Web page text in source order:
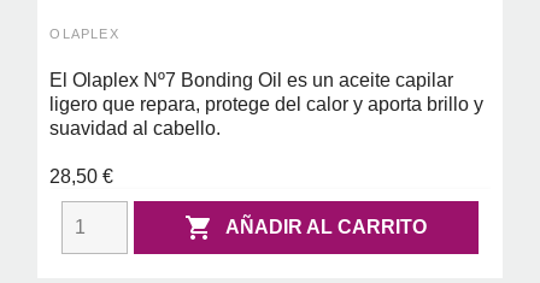
OLAPLEX
El Olaplex Nº7 Bonding Oil es un aceite capilar
ligero que repara, protege del calor y aporta brillo y
suavidad al cabello.
28,50 €
 AÑADIR AL CARRITO